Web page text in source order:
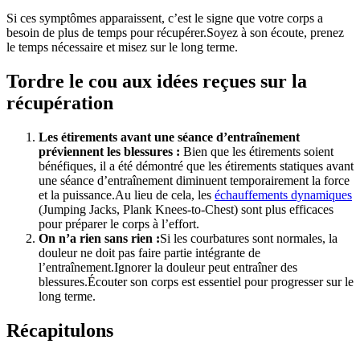
Si ces symptômes apparaissent, c’est le signe que votre corps a
besoin de plus de temps pour récupérer.Soyez à son écoute, prenez
le temps nécessaire et misez sur le long terme.
Tordre le cou aux idées reçues sur la
récupération
Les étirements avant une séance d’entraînement
préviennent les blessures : Bien que les étirements soient
bénéfiques, il a été démontré que les étirements statiques avant
une séance d’entraînement diminuent temporairement la force
et la puissance.Au lieu de cela, les échauffements dynamiques
(Jumping Jacks, Plank Knees-to-Chest) sont plus efficaces
pour préparer le corps à l’effort.
On n’a rien sans rien :Si les courbatures sont normales, la
douleur ne doit pas faire partie intégrante de
l’entraînement.Ignorer la douleur peut entraîner des
blessures.Écouter son corps est essentiel pour progresser sur le
long terme.
Récapitulons